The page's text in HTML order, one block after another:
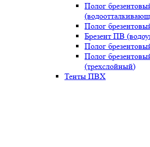
Полог
Полог
Брезент ПВ
Полог
Полог
(трехслойный)
Тенты ПВХ